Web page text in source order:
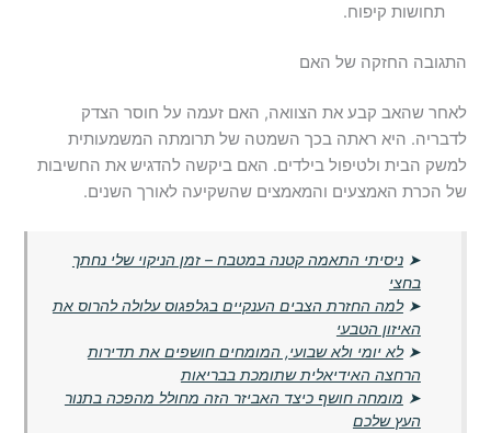
תחושות קיפוח.
התגובה החזקה של האם
לאחר שהאב קבע את הצוואה, האם זעמה על חוסר הצדק
לדבריה. היא ראתה בכך השמטה של תרומתה המשמעותית
למשק הבית ולטיפול בילדים. האם ביקשה להדגיש את החשיבות
של הכרת האמצעים והמאמצים שהשקיעה לאורך השנים.
➤ניסיתי התאמה קטנה במטבח – זמן הניקוי שלי נחתך
בחצי
➤למה החזרת הצבים הענקיים בגלפגוס עלולה להרוס את
האיזון הטבעי
➤לא יומי ולא שבועי, המומחים חושפים את תדירות
הרחצה האידיאלית שתומכת בבריאות
➤ מומחה חושף כיצד האביזר הזה מחולל מהפכה בתנור
העץ שלכם